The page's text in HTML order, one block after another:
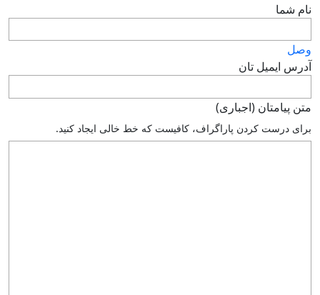
نام شما
وصل
آدرس ايميل تان
متن پيامتان (اجباری)
براى درست كردن پاراگراف، كافيست كه خط خالى ايجاد كنيد.